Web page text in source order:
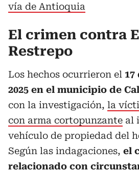
vía de Antioquia
El crimen contra
Restrepo
Los hechos ocurrieron el
2025 en el municipio de
con la investigación, la
con arma cortopunzante al
vehículo de propiedad del
Según las indagaciones, el
relacionado con